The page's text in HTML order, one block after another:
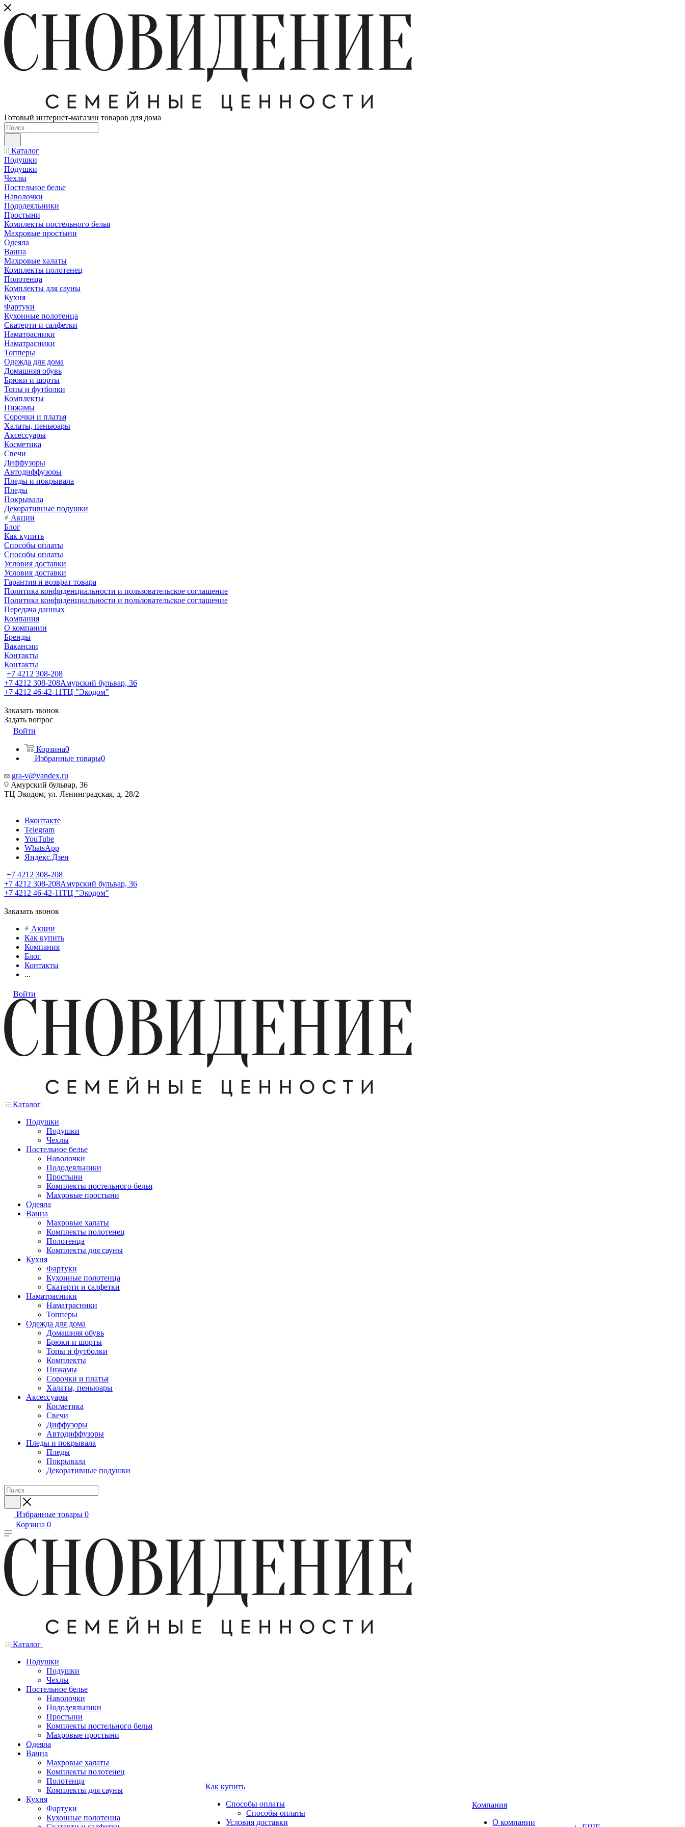
Готовый интернет-магазин товаров для дома
Каталог
Подушки
Подушки
Чехлы
Постельное белье
Наволочки
Пододеяльники
Простыни
Комплекты постельного белья
Махровые простыни
Одеяла
Ванна
Махровые халаты
Комплекты полотенец
Полотенца
Комплекты для сауны
Кухня
Фартуки
Кухонные полотенца
Скатерти и салфетки
Наматрасники
Наматрасники
Топперы
Одежда для дома
Домашняя обувь
Брюки и шорты
Топы и футболки
Комплекты
Пижамы
Сорочки и платья
Халаты, пеньюары
Аксессуары
Косметика
Свечи
Диффузоры
Автодиффузоры
Пледы и покрывала
Пледы
Покрывала
Декоративные подушки
Акции
Блог
Как купить
Способы оплаты
Способы оплаты
Условия доставки
Условия доставки
Гарантия и возврат товара
Политика конфиденциальности и пользовательское соглашение
Политика конфиденциальности и пользовательское соглашение
Передача данных
Компания
О компании
Бренды
Вакансии
Контакты
Контакты
+7 4212 308-208
+7 4212 308-208Амурский бульвар, 36
+7 4212 46-42-11ТЦ "Экодом"
Заказать звонок
Задать вопрос
Войти
Корзина0
Избранные товары0
gra-v@yandex.ru
Амурский бульвар, 36
ТЦ Экодом, ул. Ленинградская, д. 28/2
Вконтакте
Telegram
YouTube
WhatsApp
Яндекс.Дзен
+7 4212 308-208
+7 4212 308-208Амурский бульвар, 36
+7 4212 46-42-11ТЦ "Экодом"
Заказать звонок
Акции
Как купить
Компания
Блог
Контакты
...
Войти
Каталог
Подушки
Подушки
Чехлы
Постельное белье
Наволочки
Пододеяльники
Простыни
Комплекты постельного белья
Махровые простыни
Одеяла
Ванна
Махровые халаты
Комплекты полотенец
Полотенца
Комплекты для сауны
Кухня
Фартуки
Кухонные полотенца
Скатерти и салфетки
Наматрасники
Наматрасники
Топперы
Одежда для дома
Домашняя обувь
Брюки и шорты
Топы и футболки
Комплекты
Пижамы
Сорочки и платья
Халаты, пеньюары
Аксессуары
Косметика
Свечи
Диффузоры
Автодиффузоры
Пледы и покрывала
Пледы
Покрывала
Декоративные подушки
Избранные товары 0
Корзина 0
Каталог
Подушки
Подушки
Чехлы
Постельное белье
Наволочки
Пододеяльники
Простыни
Комплекты постельного белья
Махровые простыни
Одеяла
Ванна
Махровые халаты
Комплекты полотенец
Полотенца
Комплекты для сауны
Кухня
Фартуки
Кухонные полотенца
Как купить
Способы оплаты
Способы оплаты
Условия доставки
Компания
О компании